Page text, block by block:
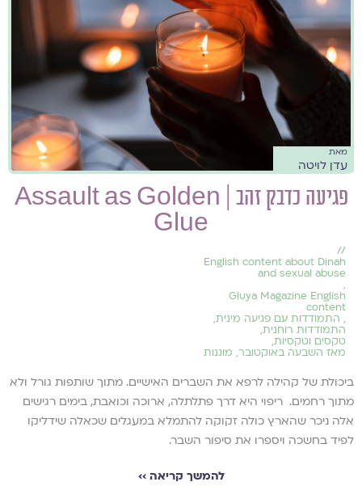
מאת
עדן לויטה
פגיעה כדבק זהב | Assault as Golden
Glue
//
English content about Dinah
and sexual abuse
,
Gluya Magazine English
content
, התמודדות עם פגיעה מינית,
התמודדות רוחנית,
טקסים וטקסיות,
מאז השבעה באוקטובר, מוגנות
ביכולת של קהילה לרפא את השברים האישיים. מתוך שותפות גורל ולא
מתוך רחמים. ריפוי היא דרך פתלתלה, ארוכה וכואבת, בימים רגישים
אלה ניכר שהארץ כולה זקוקה להתמלא במעגלים שכאלה שידליקו
לפיד בחשכה ויספרו את סיפור השבר.
להמשך קריאה ››